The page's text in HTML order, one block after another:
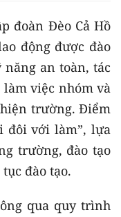
đoàn Đèo Cả Hồ
động được đào
an toàn, tác
việc nhóm và
trường. Điểm
đôi với làm”, lựa
trường, đào tạo
đào tạo.
qua quy trình